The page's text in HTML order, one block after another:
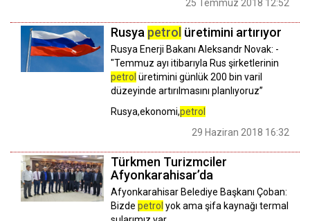
25 Temmuz 2018 12:52
Rusya petrol üretimini artırıyor
Rusya Enerji Bakanı Aleksandr Novak: -
"Temmuz ayı itibarıyla Rus şirketlerinin
petrol üretimini günlük 200 bin varil
düzeyinde artırılmasını planlıyoruz”
Rusya,ekonomi,petrol
29 Haziran 2018 16:32
Türkmen Turizmciler
Afyonkarahisar’da
Afyonkarahisar Belediye Başkanı Çoban:
Bizde petrol yok ama şifa kaynağı termal